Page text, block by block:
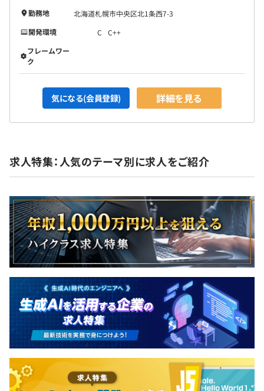
勤務地
北海道札幌市中央区北1条西7-3
開発環境
C
C++
フレームワー
ク
気になる(会員登録) 詳細を見る
求人特集：人気のテーマ別に求人をご紹介